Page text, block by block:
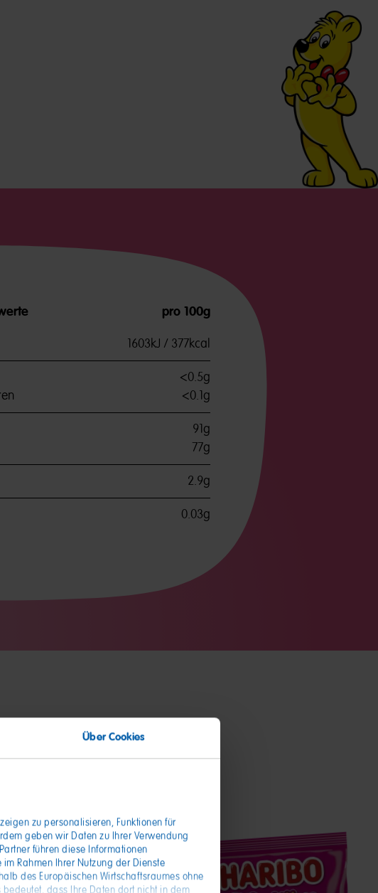
Über Cookies
zu personalisieren, Funktionen für
geben wir Daten zu Ihrer Verwendung
führen diese Informationen
Rahmen Ihrer Nutzung der Dienste
des Europäischen Wirtschaftsraumes ohne
dass Ihre Daten dort nicht in dem
pro 100g
1603kJ / 377kcal
<0.5g
<0.1g
91g
77g
2.9g
0.03g